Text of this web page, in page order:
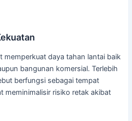
memperkuat daya tahan lantai baik
bangunan komersial. Terlebih
berfungsi sebagai tempat
meminimalisir risiko retak akibat